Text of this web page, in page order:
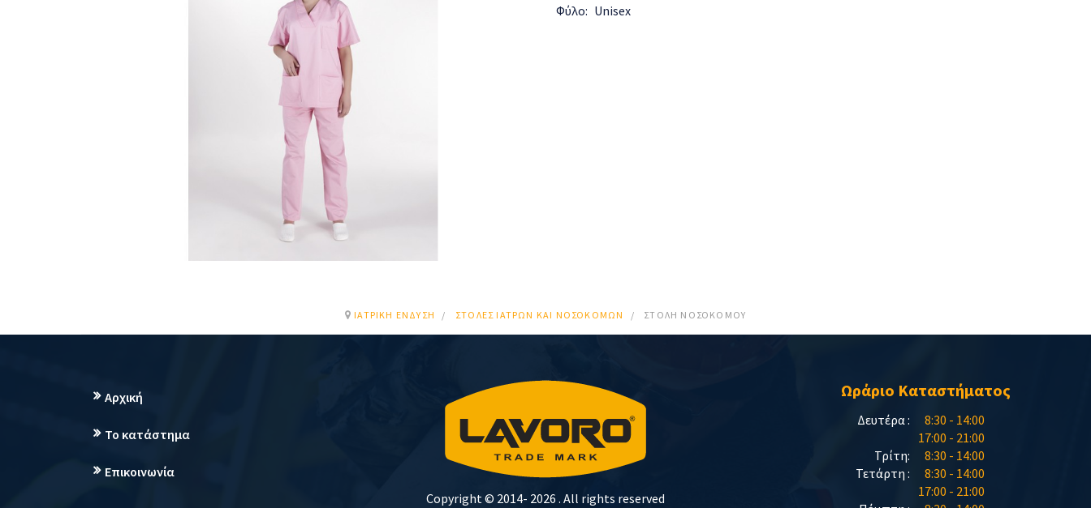
Φύλο: Unisex
ΙΑΤΡΙΚΉ ΈΝΔΥΣΗ ΣΤΟΛΈΣ ΙΑΤΡΏΝ ΚΑΙ ΝΟΣΟΚΌΜΩΝ ΣΤΟΛΗ ΝΟΣΟΚΟΜΟΥ
Αρχική
Το κατάστημα
Επικοινωνία
Copyright © 2014- 2026 . All rights reserved
Ωράριο Καταστήματος
Δευτέρα :
8:30 - 14:00
17:00 - 21:00
Τρίτη:
8:30 - 14:00
Τετάρτη :
8:30 - 14:00
17:00 - 21:00